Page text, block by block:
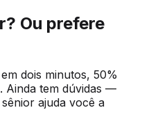
Ou prefere
dois minutos, 50%
Ainda tem dúvidas —
ajuda você a